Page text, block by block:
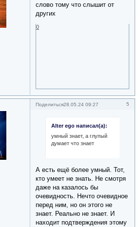
слово тому что слышит от
других
0
Поделиться 5
28.05.24 09:27
Alter ego написал(а):
умный знает, а глупый
думает что знает
А есть ещё более умный. Тот,
кто умеет не знать. Не смотря
даже на казалось бы
очевидность. Нечто очевидное
перед ним, но он этого не
знает. Реально не знает. И
находит подтверждения этому